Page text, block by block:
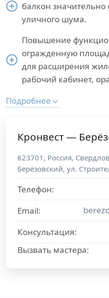
балкон
уличного шума.
Повышение
огражденную
для расширения
рабочий кабинет,
Подробнее
Кронвест —
623701 , Россия,
Берёзовский, ул.
Телефон:
Email:
Консультация:
Вызвать мастера: